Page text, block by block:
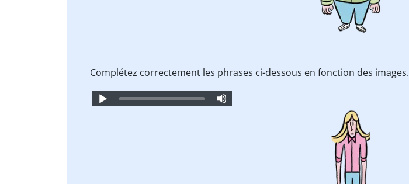
Complétez correctement les phrases ci-dessous en fonction des images.
Audio